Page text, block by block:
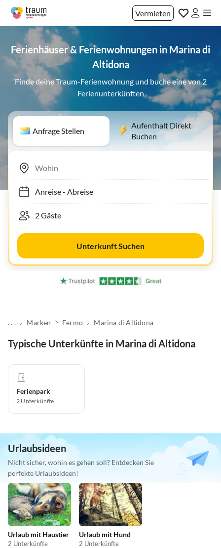
Vermieten
Ferienhäuser & Ferienwohnungen in Marina di
Altidona
Finde deine Traum-Ferienwohnung und buche eine von 2
Ferienunterkünften
Anfrage Stellen
Aufenthalt Direkt
Buchen
Anreise- Abreise
Unterkunft Suchen
. . . Marken Fermo Marina di Altidona
Typische Unterkünfte in Marina di Altidona
Ferienpark
2 Unterkünfte
Urlaubsideen
Nicht sicher, wohin es gehen soll? Entdecken Sie
perfekte Urlaubsideen!
Urlaub mit Haustier
2 Unterkünfte
Urlaub mit Hund
2 Unterkünfte